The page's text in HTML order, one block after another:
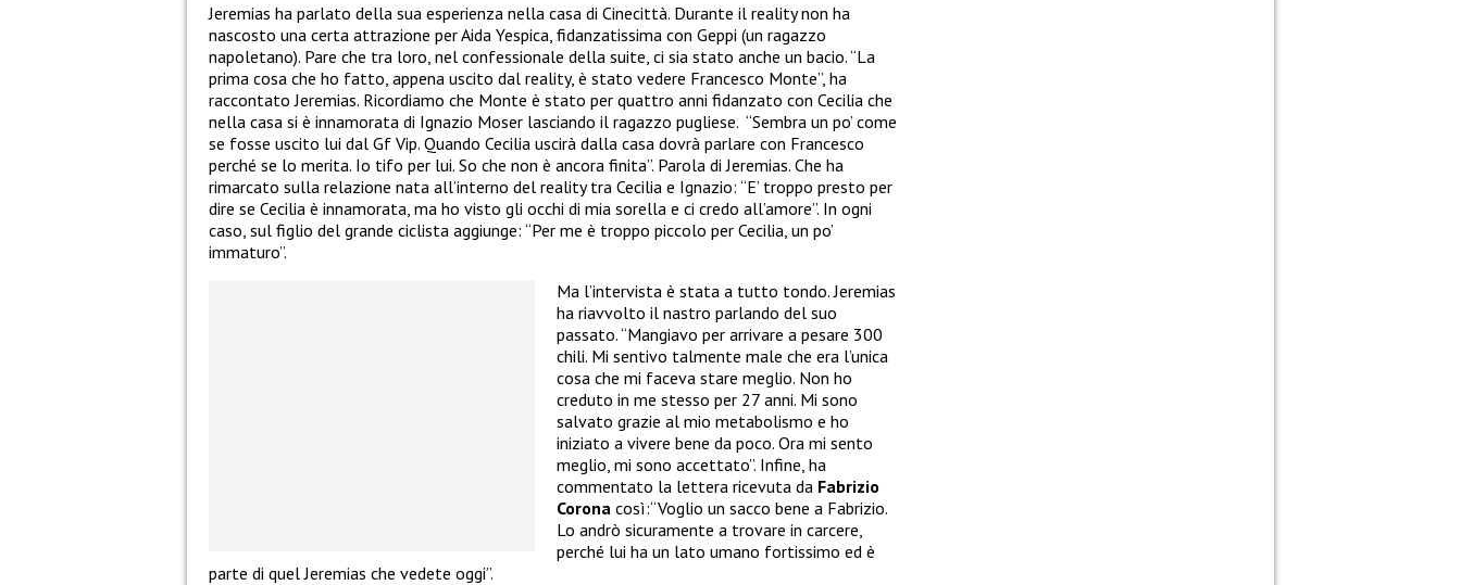
Jeremias ha parlato della sua esperienza nella casa di Cinecittà. Durante il reality non ha
nascosto una certa attrazione per Aida Yespica, fidanzatissima con Geppi (un ragazzo
napoletano). Pare che tra loro, nel confessionale della suite, ci sia stato anche un bacio. “La
prima cosa che ho fatto, appena uscito dal reality, è stato vedere Francesco Monte”, ha
raccontato Jeremias. Ricordiamo che Monte è stato per quattro anni fidanzato con Cecilia che
nella casa si è innamorata di Ignazio Moser lasciando il ragazzo pugliese. “Sembra un po’ come
se fosse uscito lui dal Gf Vip. Quando Cecilia uscirà dalla casa dovrà parlare con Francesco
perché se lo merita. Io tifo per lui. So che non è ancora finita”. Parola di Jeremias. Che ha
rimarcato sulla relazione nata all’interno del reality tra Cecilia e Ignazio: “E’ troppo presto per
dire se Cecilia è innamorata, ma ho visto gli occhi di mia sorella e ci credo all’amore”. In ogni
caso, sul figlio del grande ciclista aggiunge: “Per me è troppo piccolo per Cecilia, un po’
immaturo”.
Ma l’intervista è stata a tutto tondo. Jeremias
ha riavvolto il nastro parlando del suo
passato. “Mangiavo per arrivare a pesare 300
chili. Mi sentivo talmente male che era l’unica
cosa che mi faceva stare meglio. Non ho
creduto in me stesso per 27 anni. Mi sono
salvato grazie al mio metabolismo e ho
iniziato a vivere bene da poco. Ora mi sento
meglio, mi sono accettato”. Infine, ha
commentato la lettera ricevuta da Fabrizio
Corona così:“Voglio un sacco bene a Fabrizio.
Lo andrò sicuramente a trovare in carcere,
perché lui ha un lato umano fortissimo ed è
parte di quel Jeremias che vedete oggi”.